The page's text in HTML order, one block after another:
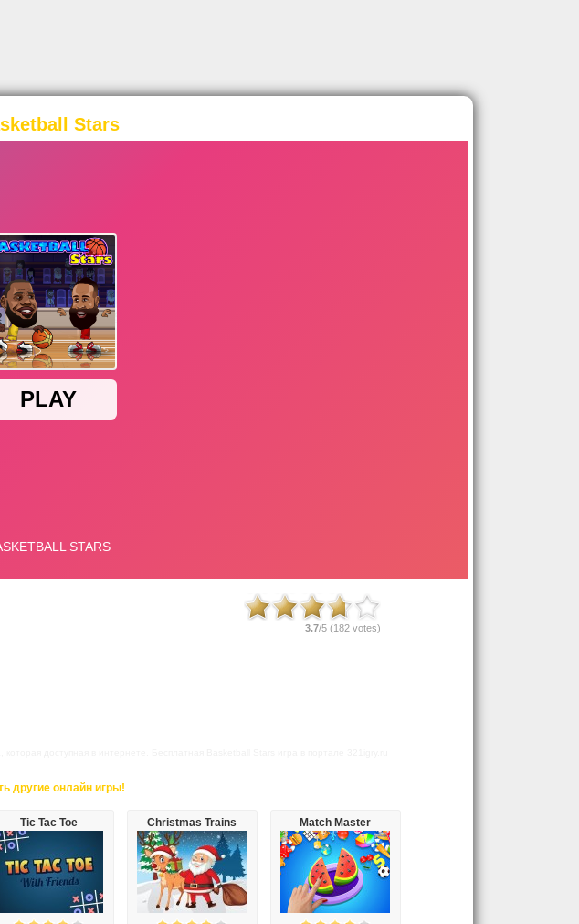
Stars
3.7/5 (182 votes)
другие онлайн игры!
Tic Tac Toe Christmas Trains Match Master